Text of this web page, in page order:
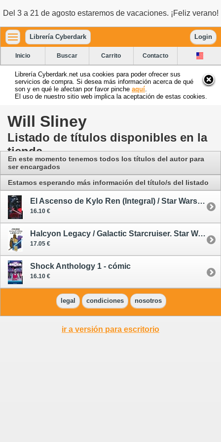
Del 3 a 21 de agosto estaremos de vacaciones. ¡Feliz verano!
Librería Cyberdark Login
Inicio Buscar Carrito Contacto
Librería Cyberdark.net usa cookies para poder ofrecer sus
servicios de compra. Si desea más información acerca de qué
son y en qué le afectan por favor pinche aquí
El uso de nuestro sitio web implica la aceptación de estas cookies.
Will Sliney
Listado de títulos disponibles en la
tienda
En este momento tenemos todos los títulos del autor para
ser encargados
Estamos esperando más información del título/s del listado
El Ascenso de Kylo Ren (Integral) / Star Wars - cómic
16.10 €
Halcyon Legacy / Galactic Starcruiser. Star Wars - cómic
17.05 €
Shock Anthology 1 - cómic
16.10 €
legal condiciones nosotros
ir a versión para escritorio